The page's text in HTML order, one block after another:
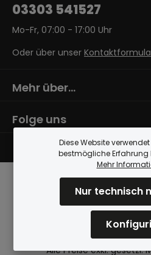
03303 541527
Mo-Fr, 07:00 - 17:00 Uhr
Oder über unser
Mehr über...
Folge uns
* Alle Preise exkl. gesetzl.
Diese Website
bestmögliche Erfahrung
Mehr
Nur technisch